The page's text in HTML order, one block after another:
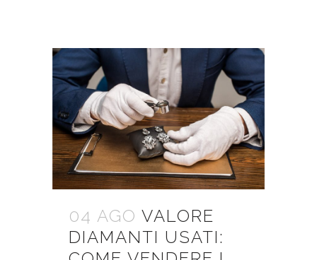
04 AGO VALORE
DIAMANTI USATI: